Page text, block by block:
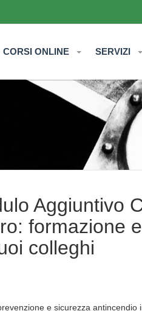
CORSI ONLINE SERVIZI
Aggiuntivo
formazione
colleghi
e sicurezza